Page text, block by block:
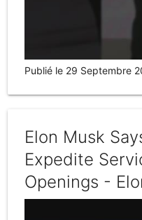
Publié le 29 Septembre
Elon Musk
Expedite
Openings -